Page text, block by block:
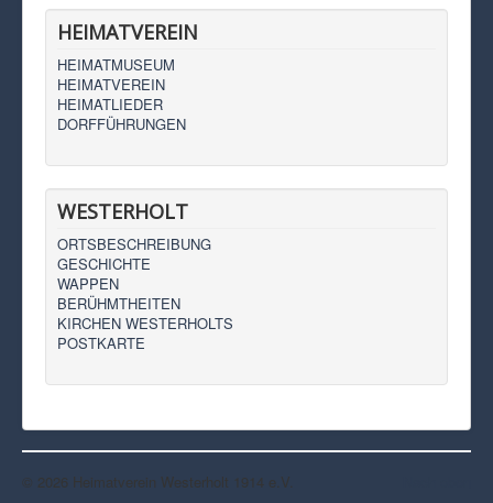
HEIMATVEREIN
HEIMATMUSEUM
HEIMATVEREIN
HEIMATLIEDER
DORFFÜHRUNGEN
WESTERHOLT
ORTSBESCHREIBUNG
GESCHICHTE
WAPPEN
BERÜHMTHEITEN
KIRCHEN WESTERHOLTS
POSTKARTE
© 2026 Heimatverein Westerholt 1914 e.V.